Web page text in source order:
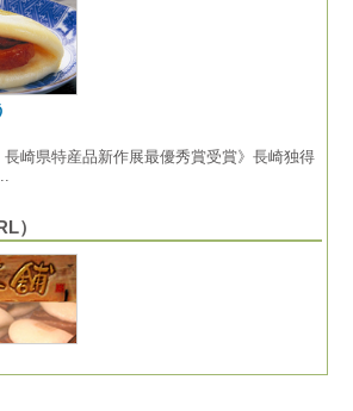
長崎県特産品新作展最優秀賞受賞》長崎独得
）